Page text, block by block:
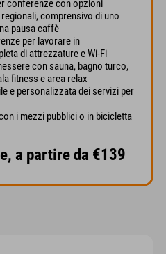
conferenze con opzioni
comprensivo di uno
pausa caffè
per lavorare in
di attrezzature e Wi-Fi
con sauna, bagno turco,
fitness e area relax
e personalizzata dei servizi per
i mezzi pubblici o in bicicletta
a partire da €139